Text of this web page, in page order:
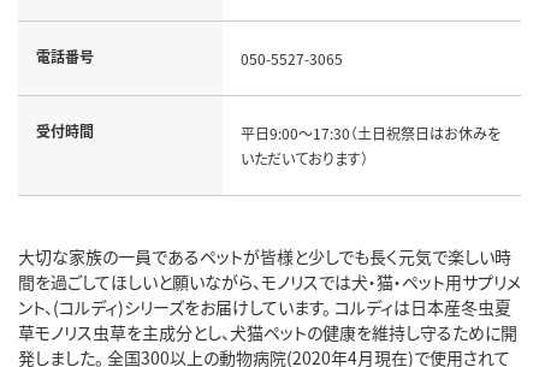
電話番号 050-5527-3065
受付時間
平日9:00～17:30（土日祝祭日はお休みを
いただいております）
大切な家族の一員であるペットが皆様と少しでも長く元気で楽しい時
間を過ごしてほしいと願いながら、モノリスでは犬・猫・ペット用サプリメ
ント、(コルディ)シリーズをお届けしています。 コルディは日本産冬虫夏
草モノリス虫草を主成分とし、犬猫ペットの健康を維持し守るために開
発しました。 全国300以上の動物病院(2020年4月現在)で使用されて